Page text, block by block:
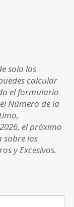
solo los
calcular
el formulario
Número de la
el próximo
sobre los
y Excesivos.